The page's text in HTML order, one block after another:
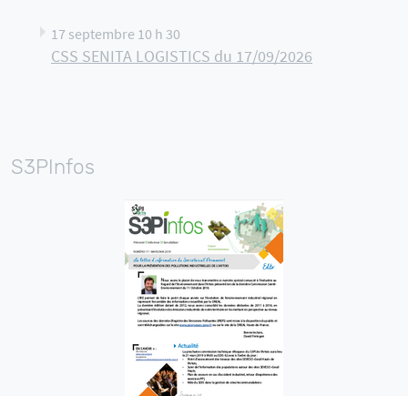
17 septembre 10 h 30
CSS SENITA LOGISTICS du 17/09/2026
S3PInfos